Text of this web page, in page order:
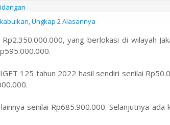
Ungkap 2 Alasannya
yang berlokasi di wilayah
125 tahun 2022 hasil sendiri senilai
senilai Rp685.900.000. Selanjutnya ada